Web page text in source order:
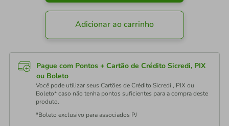
Adicionar ao carrinho
Pague com Pontos + Cartão de Crédito Sicredi, PIX
ou Boleto
Você pode utilizar seus Cartões de Crédito Sicredi , PIX ou
Boleto* caso não tenha pontos suficientes para a compra deste
produto.
*Boleto exclusivo para associados PJ